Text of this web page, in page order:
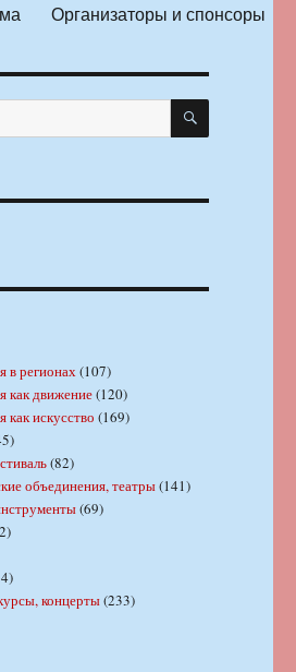
Организаторы и спонсоры
ПОИСК
в регионах(107)
как движение(120)
как искусство (169)
(82)
объединения, театры(141)
(69)
концерты(233)